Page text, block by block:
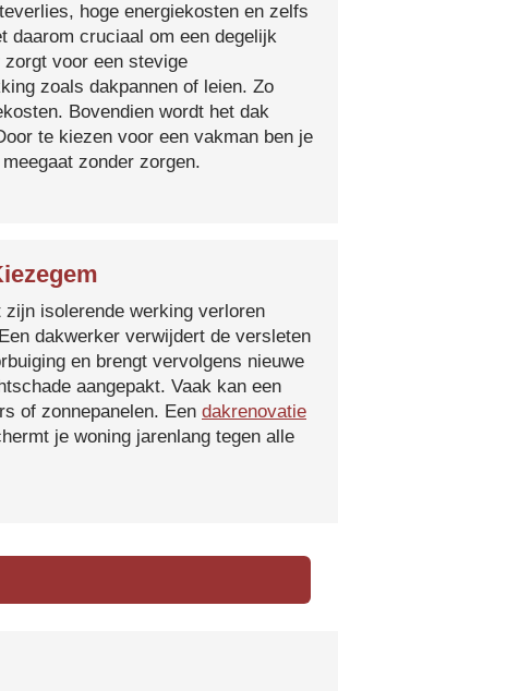
hoge energiekosten en zelfs
daarom cruciaal om een degelijk
voor een stevige
zoals dakpannen of leien. Zo
Bovendien wordt het dak
te kiezen voor een vakman ben je
zonder zorgen.
isolerende werking verloren
dakwerker verwijdert de versleten
en brengt vervolgens nieuwe
aangepakt. Vaak kan een
of zonnepanelen. Een dakrenovatie
je woning jarenlang tegen alle